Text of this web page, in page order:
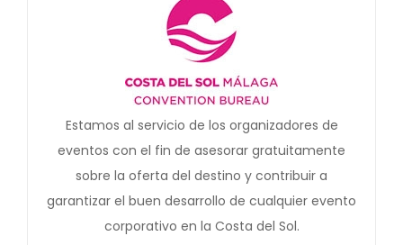
Estamos al servicio de los organizadores de
eventos con el fin de asesorar gratuitamente
sobre la oferta del destino y contribuir a
garantizar el buen desarrollo de cualquier evento
corporativo en la Costa del Sol.